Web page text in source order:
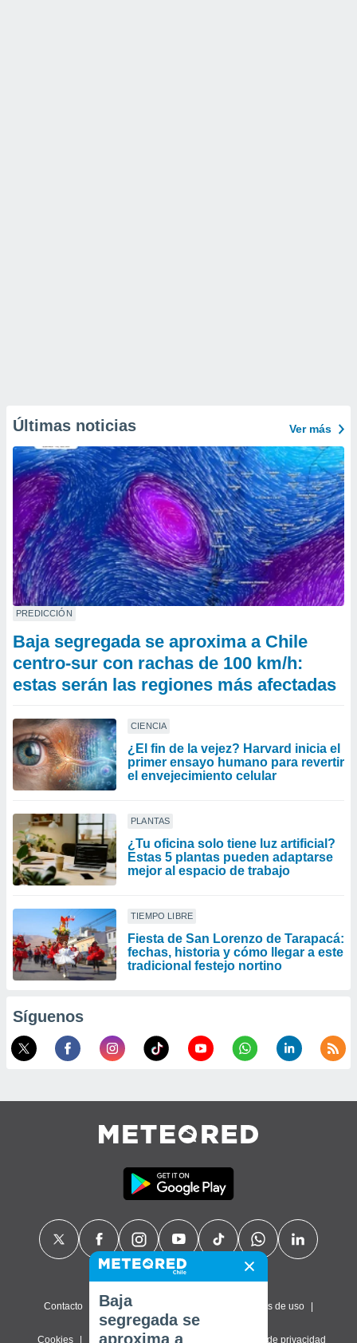
Últimas noticias Ver más
PREDICCIÓN
Baja segregada se aproxima a Chile
centro-sur con rachas de 100 km/h:
estas serán las regiones más afectadas
CIENCIA
¿El fin de la vejez? Harvard inicia el
primer ensayo humano para revertir
el envejecimiento celular
PLANTAS
¿Tu oficina solo tiene luz artificial?
Estas 5 plantas pueden adaptarse
mejor al espacio de trabajo
TIEMPO LIBRE
Fiesta de San Lorenzo de Tarapacá:
fechas, historia y cómo llegar a este
tradicional festejo nortino
Síguenos
Contacto Sobre nosotros Términos de uso
Cookies Política de privacidad Configuración de privacidad
Baja
segregada se
aproxima a